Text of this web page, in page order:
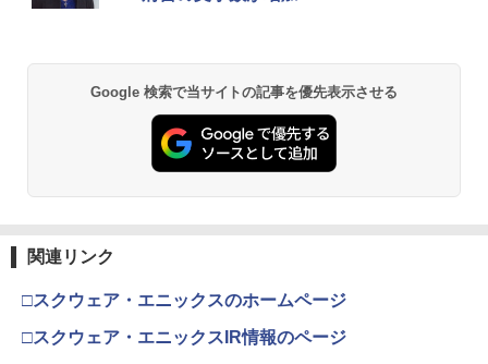
Google 検索で当サイトの記事を優先表示させる
関連リンク
□スクウェア・エニックスのホームページ
□スクウェア・エニックスIR情報のページ